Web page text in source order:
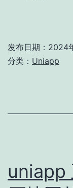
发布日期： 2024
分类： Uniapp
uniapp